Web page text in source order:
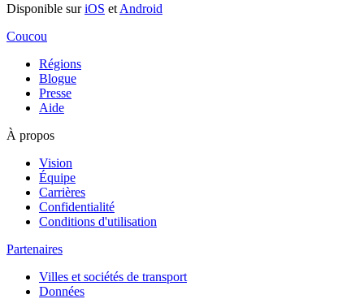
Disponible suriOS et Android
Coucou
Régions
Blogue
Presse
Aide
À propos
Vision
Équipe
Carrières
Confidentialité
Conditions d'utilisation
Partenaires
Villes et sociétés de transport
Données